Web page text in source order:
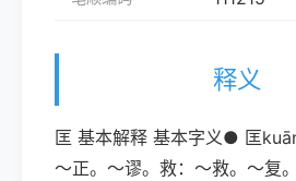
释义
匡 基本解释 基本字义● 匡
～正。～谬。救：～救。～复